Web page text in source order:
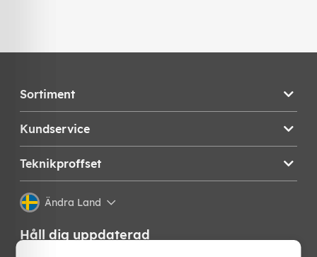
Sortiment
Kundservice
Teknikproffset
Ändra Land
Håll dig uppdaterad